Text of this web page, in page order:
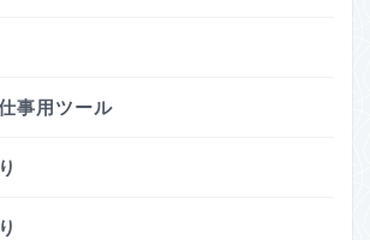
事用ツール